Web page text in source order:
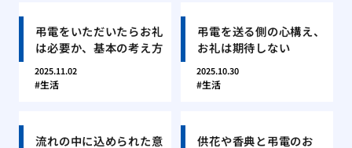
弔電をいただいたらお礼
は必要か、基本の考え方
2025.11.02
生活
弔電を送る側の心構え、
お礼は期待しない
2025.10.30
生活
流れの中に込められた意
供花や香典と弔電のお